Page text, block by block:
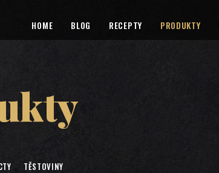
HOME BLOG RECEPTY PRODUKTY
TĚSTOVINY